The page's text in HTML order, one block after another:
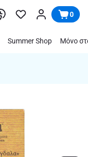
0
Summer Shop Μόνο